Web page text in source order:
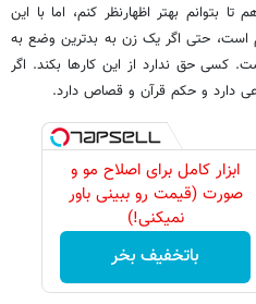
بتوانم بهتر اظهارنظر کنم، اما با این
است، حتی اگر یک زن به بدترین وضع به
کسی حق ندارد از این کارها بکند. اگر
دارد و حکم قرآن و قصاص دارد.
ابزار کامل برای اصلاح مو و
صورت (قیمت رو ببینی باور
نمیکنی!)
باتخفیف بخر